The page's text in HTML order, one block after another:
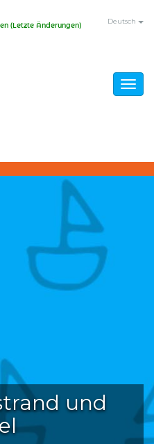
Deutsch
(Letzte Änderungen)
und